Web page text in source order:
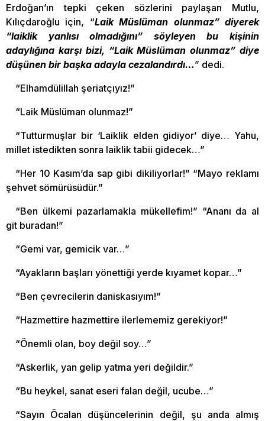
Erdoğan’ın tepki çeken sözlerini paylaşan Mutlu,
Kılıçdaroğlu için, “Laik Müslüman olunmaz” diyerek
“laiklik yanlısı olmadığını” söyleyen bu kişinin
adaylığına karşı bizi, “Laik Müslüman olunmaz” diye
düşünen bir başka adayla cezalandırdı…” dedi.
“Elhamdülillah şeriatçıyız!”
“Laik Müslüman olunmaz!”
“Tutturmuşlar bir ‘Laiklik elden gidiyor’ diye… Yahu,
millet istedikten sonra laiklik tabii gidecek…”
“Her 10 Kasım’da sap gibi dikiliyorlar!” “Mayo reklamı
şehvet sömürüsüdür.”
“Ben ülkemi pazarlamakla mükellefim!” “Ananı da al
git buradan!”
“Gemi var, gemicik var…”
“Ayakların başları yönettiği yerde kıyamet kopar…”
“Ben çevrecilerin daniskasıyım!”
“Hazmettire hazmettire ilerlememiz gerekiyor!”
“Önemli olan, boy değil soy…”
“Askerlik, yan gelip yatma yeri değildir.”
“Bu heykel, sanat eseri falan değil, ucube…”
“Sayın Öcalan düşüncelerinin değil, şu anda almış